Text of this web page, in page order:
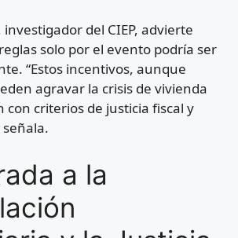
investigador del CIEP, advierte
solo por el evento podría ser
“Estos incentivos, aunque
agravar la crisis de vivienda
con criterios de justicia fiscal y
a la